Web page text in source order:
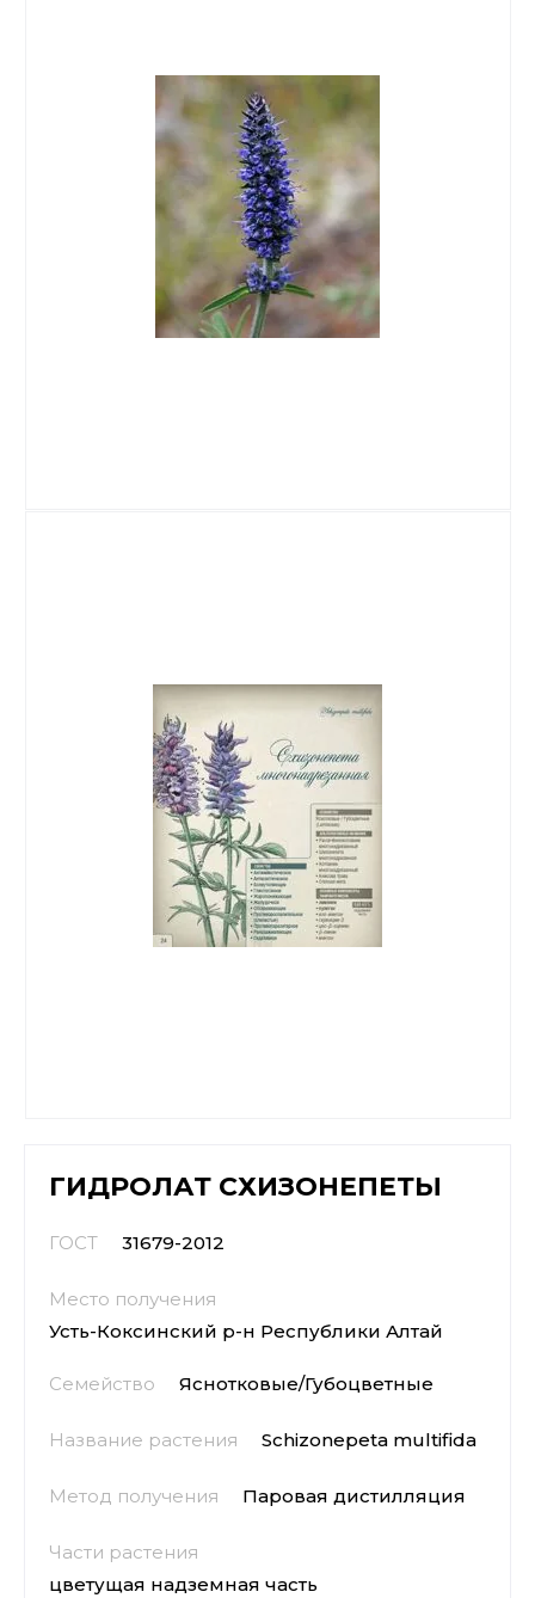
ГИДРОЛАТ СХИЗОНЕПЕТЫ
ГОСТ 31679-2012
Место получения
Усть-Коксинский р-н Республики Алтай
Семейство Яснотковые/Губоцветные
Название растения Schizonepeta multifida
Метод получения Паровая дистилляция
Части растения
цветущая надземная часть